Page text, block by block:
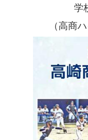
学
（高商